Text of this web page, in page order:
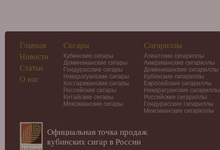
Главная
Новости
Статьи
О нас
Сигары
Кубинские сигары
Доминиканские сигары
Гондурасские сигары
Никарагуанские сигары
Костариканские сигары
Российские сигары
Китайские сигары
Мексиканские сигары
Сигариллы
Азиатские сигариллы
Американские сигариллы
Доминиканские сигариллы
Кубинские сигариллы
Европейские сигариллы
Никарагуанские сигариллы
Российские сигариллы
Гондурасские сигариллы
Мексиканские сигариллы
Официальная точка продаж
кубинских сигар в России